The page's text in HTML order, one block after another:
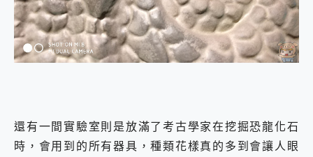
還有一間實驗室則是放滿了考古學家在挖掘恐龍化石
時，會用到的所有器具，種類花樣真的多到會讓人眼